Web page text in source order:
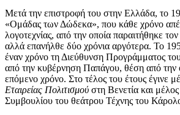
Μετά την επιστροφή του στην Ελλάδα, το
«Ομάδας των Δώδεκα», που κάθε χρόνο
λογοτεχνίας, από την οποία παραιτήθηκε
αλλά επανήλθε δύο χρόνια αργότερα. Το
έναν χρόνο τη Διεύθυνση Προγράμματος
από την κυβέρνηση Παπάγου, θέση από την
επόμενο χρόνο. Στο τέλος του έτους έγινε
Εταιρείας Πολιτισμού στη Βενετία και
Συμβουλίου του θεάτρου Τέχνης του